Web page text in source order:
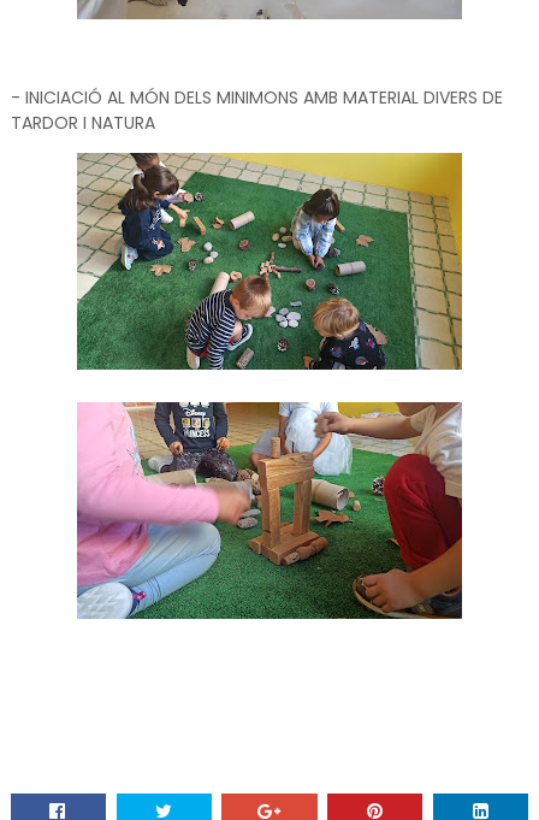
- INICIACIÓ AL MÓN DELS MINIMONS AMB MATERIAL DIVERS DE
TARDOR I NATURA